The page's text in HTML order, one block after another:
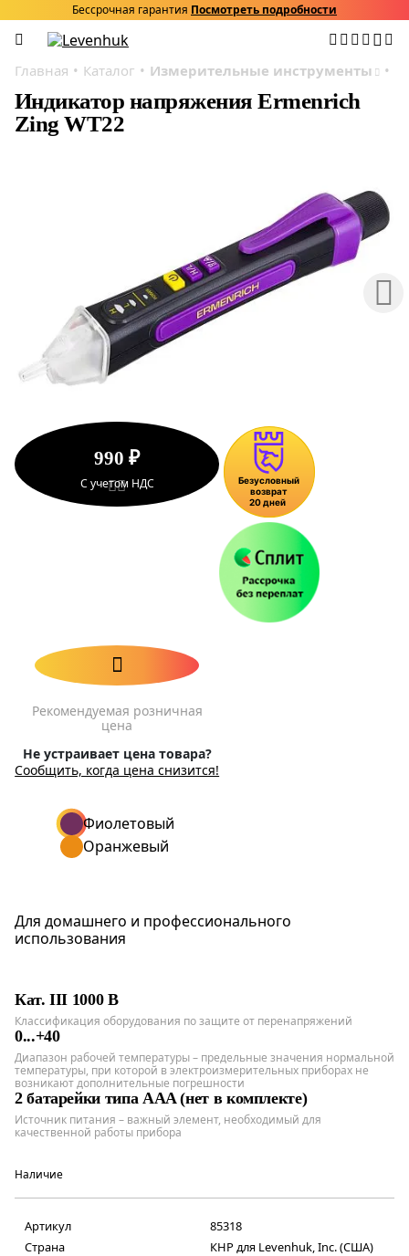
Бессрочная гарантия Посмотреть подробности
Главная Каталог Измерительные инструменты
Индикатор напряжения Ermenrich
Zing WT22
990 ₽
С учетом НДС
Рекомендуемая розничная
цена
Не устраивает цена товара?
Сообщить, когда цена снизится!
Фиолетовый
Оранжевый
Для домашнего и профессионального
использования
Кат. III 1000 В
Классификация оборудования по защите от перенапряжений
0...+40
Диапазон рабочей температуры – предельные значения нормальной
температуры, при которой в электроизмерительных приборах не
возникают дополнительные погрешности
2 батарейки типа AAA (нет в комплекте)
Источник питания – важный элемент, необходимый для
качественной работы прибора
Наличие
Артикул
85318
Страна
КНР для Levenhuk, Inc. (США)